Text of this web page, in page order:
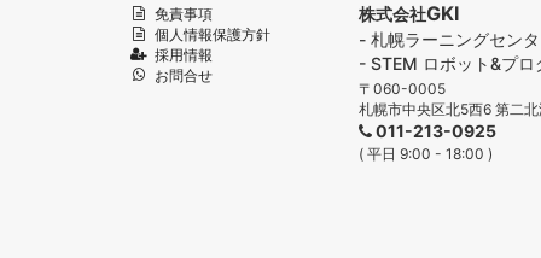
免責事項
個人情報保護方針
採用情報
お問合せ
株式会社GKI
- 札幌ラーニングセン
- STEM ロボット&プ
〒060-0005
札幌市中央区北5西6 第二
011-213-0925
( 平日 9:00 - 18:00 )